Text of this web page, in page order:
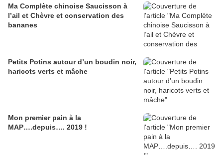
Ma Complète chinoise Saucisson à
l’ail et Chèvre et conservation des
bananes
Petits Potins autour d’un boudin noir,
haricots verts et mâche
Mon premier pain à la
MAP….depuis…. 2019 !